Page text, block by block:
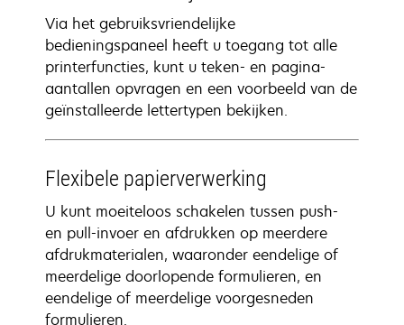
Via het gebruiksvriendelijke
bedieningspaneel heeft u toegang tot alle
printerfuncties, kunt u teken- en pagina-
aantallen opvragen en een voorbeeld van de
geïnstalleerde lettertypen bekijken.
Flexibele papierverwerking
U kunt moeiteloos schakelen tussen push-
en pull-invoer en afdrukken op meerdere
afdrukmaterialen, waaronder eendelige of
meerdelige doorlopende formulieren, en
eendelige of meerdelige voorgesneden
formulieren.